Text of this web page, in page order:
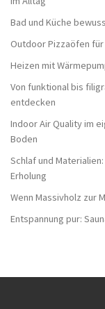
Bad und Küche
Outdoor Pizzaöfen für
Heizen mit
Von funktional bis
entdecken
Indoor Air Quality im
Boden
Schlaf und
Erholung
Wenn Massivholz zur
Entspannung pur: